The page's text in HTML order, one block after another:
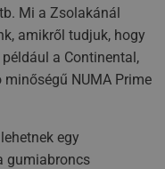
Mi a Zsolakánál
amikről tudjuk, hogy
a Continental,
NUMA Prime
egy
gumiabroncs